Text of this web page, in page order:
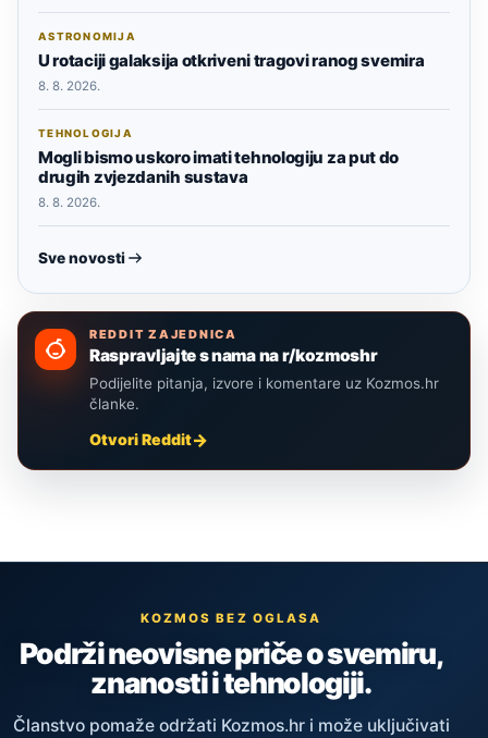
ASTRONOMIJA
U rotaciji galaksija otkriveni tragovi ranog svemira
8. 8. 2026.
TEHNOLOGIJA
Mogli bismo uskoro imati tehnologiju za put do
drugih zvjezdanih sustava
8. 8. 2026.
Sve novosti
REDDIT ZAJEDNICA
Raspravljajte s nama na r/kozmoshr
Podijelite pitanja, izvore i komentare uz Kozmos.hr
članke.
Otvori Reddit
KOZMOS BEZ OGLASA
Podrži neovisne priče o svemiru,
znanosti i tehnologiji.
Članstvo pomaže održati Kozmos.hr i može uključivati